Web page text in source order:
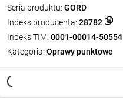
Seria produktu: GORD
Indeks producenta: 28782
Indeks TIM: 0001-00014-50554
Kategoria: Oprawy punktowe